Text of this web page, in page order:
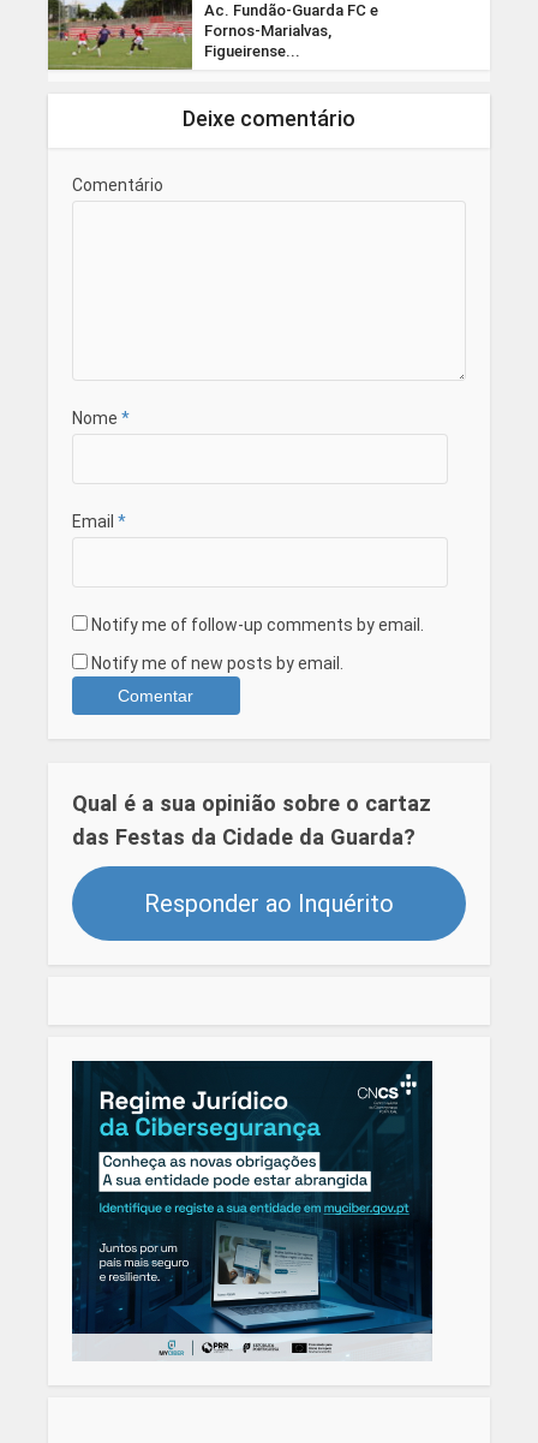
Ac. Fundão-Guarda FC e
Fornos-Marialvas,
Figueirense...
Deixe comentário
Comentário
Nome *
Email *
Notify me of follow-up comments by email.
Notify me of new posts by email.
Qual é a sua opinião sobre o cartaz
das Festas da Cidade da Guarda?
Responder ao Inquérito